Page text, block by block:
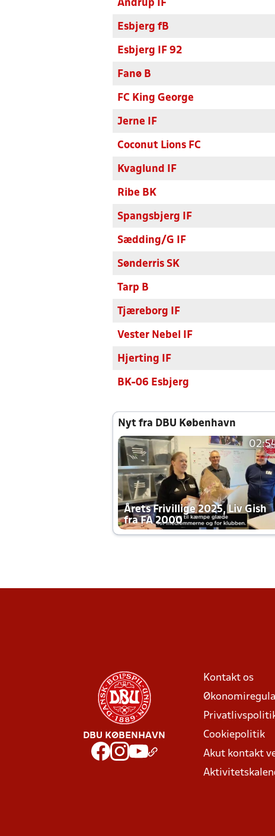
Andrup IF
Esbjerg fB
Esbjerg IF 92
Fanø B
FC King George
Jerne IF
Coconut Lions FC
Kvaglund IF
Ribe BK
Spangsbjerg IF
Sædding/G IF
Sønderris SK
Tarp B
Tjæreborg IF
Vester Nebel IF
Hjerting IF
BK-06 Esbjerg
Nyt fra DBU København
Årets Frivillige 2025, Liv Gish
fra FA 2000
DBU KØBENHAVN
Kontakt os
Cookiepolitik
Akut kontakt